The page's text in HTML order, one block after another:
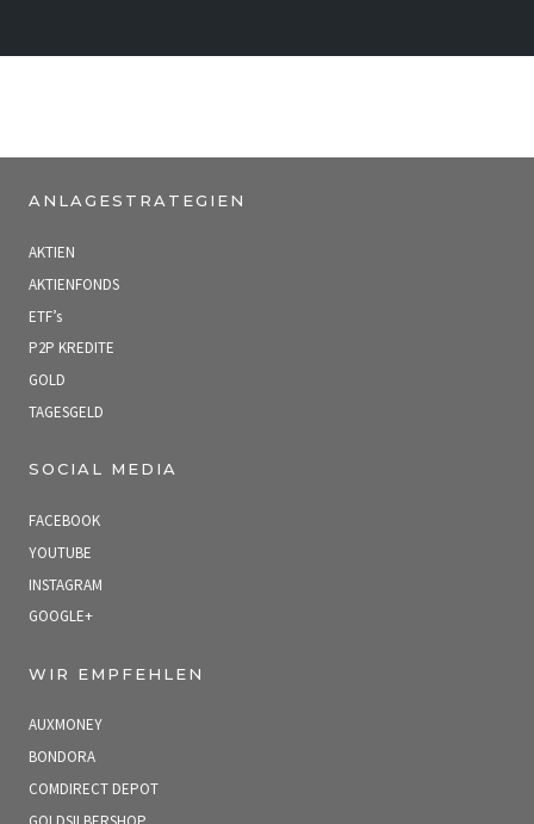
ANLAGESTRATEGIEN
AKTIEN
AKTIENFONDS
ETF’s
P2P KREDITE
GOLD
TAGESGELD
SOCIAL MEDIA
FACEBOOK
YOUTUBE
INSTAGRAM
GOOGLE+
WIR EMPFEHLEN
AUXMONEY
BONDORA
COMDIRECT DEPOT